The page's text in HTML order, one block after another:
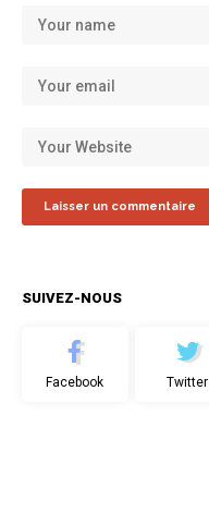
SUIVEZ-NOUS
Facebook Twitter